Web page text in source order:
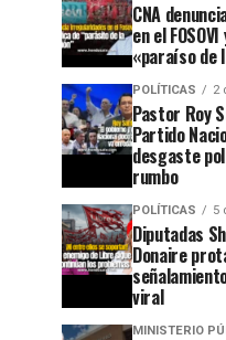
CNA
en el
«paraíso de
POLÍTICAS 2
Pastor Roy
Partido
desgaste
rumbo
POLÍTICAS 5
Diputadas
Donaire
viral
MINISTERIO